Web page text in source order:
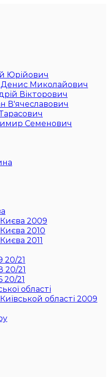
Юрійович
Миколайович
Вікторович
В'ячеславович
Семенович
2009
2010
2011
21
21
21
області
області 2009